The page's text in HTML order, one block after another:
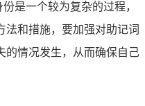
是一个较为复杂的过程，
法和措施，要加强对助记词
的情况发生，从而确保自己